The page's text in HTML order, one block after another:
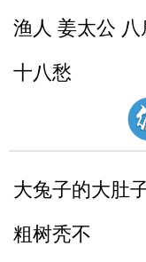
渔人 姜太公 八
十八愁
大兔子的大肚
粗树秃不